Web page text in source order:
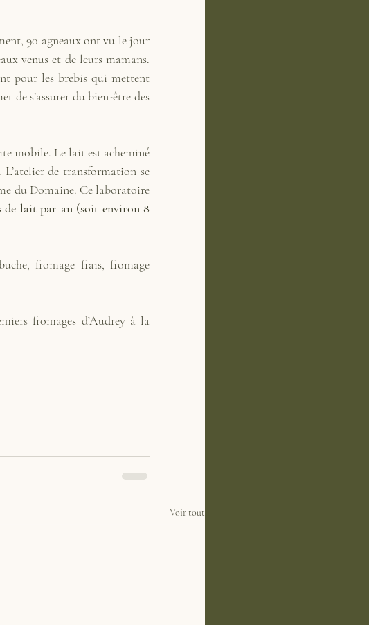
90 agneaux ont vu le jour
venus et de leurs mamans.
pour les brebis qui mettent
de s’assurer du bien-être des
mobile. Le lait est acheminé
de transformation se
du Domaine. Ce laboratoire
de lait par an (soit environ 8
fromage frais, fromage
fromages d’Audrey à la
Voir tout